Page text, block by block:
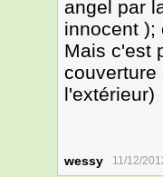
angel par
innocent );
Mais c'est
couverture
l'extérieur)
wessy 11/12/